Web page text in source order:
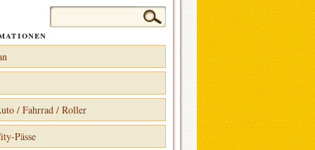
Suchen
/ Fahrrad / Roller
Pässe